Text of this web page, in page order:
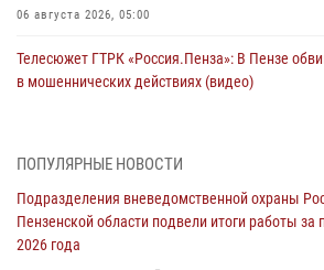
06 августа 2026, 05:00
Телесюжет ГТРК «Россия.Пенза»: В Пензе
в мошеннических действиях (видео)
В Заречном росгвардейцы почтили память
05 августа 2026, 07:00
Сотрудники пензенского ОМОН «Страж»
ПОПУЛЯРНЫЕ НОВОСТИ
Подразделения вневедомственной охраны
Пензенской области подвели итоги работы за
2026 года